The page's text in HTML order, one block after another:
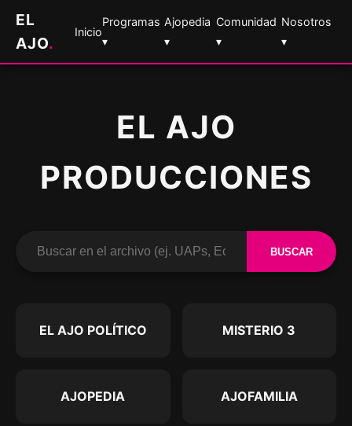
EL
AJO.
Inicio
Programas
▾
Ajopedia
▾
Comunidad
▾
Nosotros
▾
EL AJO
PRODUCCIONES
BUSCAR
EL AJO POLÍTICO MISTERIO 3
AJOPEDIA AJOFAMILIA